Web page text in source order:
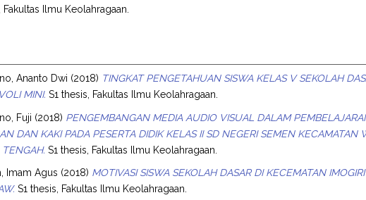
Fakultas Ilmu Keolahragaan.
Ananto Dwi (2018) TINGKAT PENGETAHUAN SISWA KELAS V SEKOLAH
MINI. S1 thesis, Fakultas Ilmu Keolahragaan.
Fuji (2018) PENGEMBANGAN MEDIA AUDIO VISUAL DALAM
DAN KAKI PADA PESERTA DIDIK KELAS II SD NEGERI SEMEN
TENGAH. S1 thesis, Fakultas Ilmu Keolahragaan.
Imam Agus (2018) MOTIVASI SISWA SEKOLAH DASAR DI KECEMATAN
S1 thesis, Fakultas Ilmu Keolahragaan.